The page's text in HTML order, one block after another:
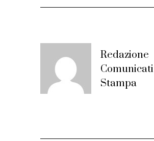
Redazione
Comunicati
Stampa